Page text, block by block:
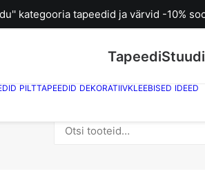
kategooria tapeedid ja värvid -10%
PILTTAPEEDID DEKORATIIVKLEEBISED IDEED